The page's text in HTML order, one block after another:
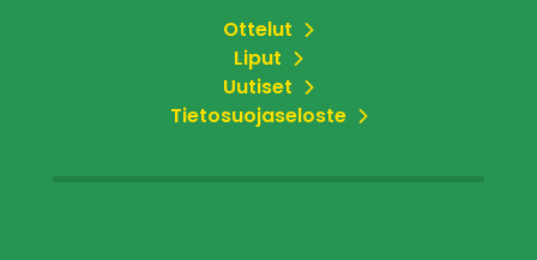
Ottelut
Liput
Uutiset
Tietosuojaseloste